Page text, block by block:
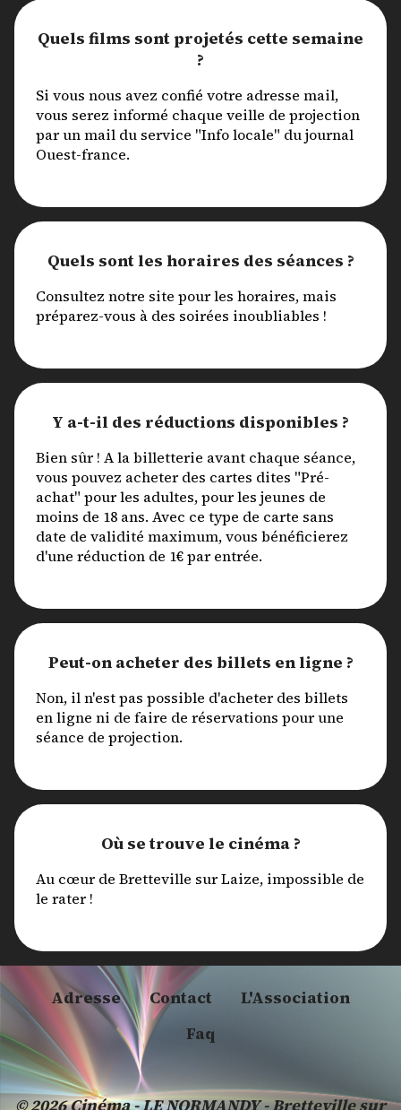
Quels films sont projetés cette semaine
?
Si vous nous avez confié votre adresse mail,
vous serez informé chaque veille de projection
par un mail du service "Info locale" du journal
Ouest-france.
Quels sont les horaires des séances ?
Consultez notre site pour les horaires, mais
préparez-vous à des soirées inoubliables !
Y a-t-il des réductions disponibles ?
Bien sûr ! A la billetterie avant chaque séance,
vous pouvez acheter des cartes dites "Pré-
achat" pour les adultes, pour les jeunes de
moins de 18 ans. Avec ce type de carte sans
date de validité maximum, vous bénéficierez
d'une réduction de 1€ par entrée.
Peut-on acheter des billets en ligne ?
Non, il n'est pas possible d'acheter des billets
en ligne ni de faire de réservations pour une
séance de projection.
Où se trouve le cinéma ?
Au cœur de Bretteville sur Laize, impossible de
le rater !
© 2026 Cinéma - LE NORMANDY - Bretteville sur
Adresse Contact
L'Association
Faq